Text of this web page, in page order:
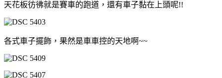
天花板彷彿就是賽車的跑道，還有車子黏在上頭呢!!
各式車子擺飾，果然是車車控的天地啊~~